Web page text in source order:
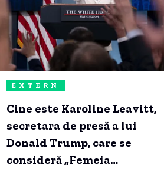
EXTERN
Cine este Karoline Leavitt,
secretara de presă a lui
Donald Trump, care se
consideră „Femeia